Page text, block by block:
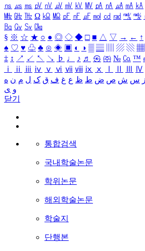
㎱ ㎲ ㎳ ㎴ ㎵ ㎶ ㎷ ㎸ ㎹ ㎀ ㎁ ㎂ ㎃ ㎄
㎒ ㎓ ㎔ Ω ㏀ ㏁ ㎊ ㎋ ㎌ ㏖ ㏅ ㎭ ㎮ ㎯
㏃ ㏉ ㏜ ㏆
§ ※ ☆ ★ ○ ● ◎ ◇ ◆ □ ■ △ ▽ → ← ↑
♠ ♡ ♥ ♧ ♣ ⊙ ◈ ▣ ◐ ◑ ▒ ▤ ▨ ▧ ▦
‡ ↕ ↗ ↙ ↖ ↘ ♭ ♩ ♪ ♬ ㉿ ㈜ № ㏇ ™
ⅰ
ⅱ ⅲ ⅳ ⅴ ⅵ ⅶ ⅷ ⅸ ⅹ Ⅳ
ز س ش ص ض ط ظ ع غ ف ق ک ل م ن ه
و ی
닫기
통합검색
국내학술논문
학위논문
해외학술논문
학술지
단행본